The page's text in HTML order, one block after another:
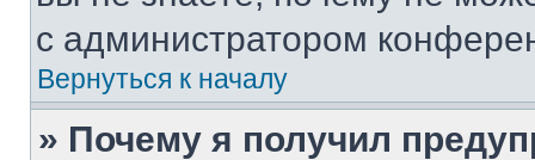
с администратором
Вернуться к началу
» Почему я получил